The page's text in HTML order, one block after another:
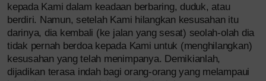
kepada Kami dalam keadaan berbaring, duduk, atau
berdiri. Namun, setelah Kami hilangkan kesusahan itu
darinya, dia kembali (ke jalan yang sesat) seolah-olah dia
tidak pernah berdoa kepada Kami untuk (menghilangkan)
kesusahan yang telah menimpanya. Demikianlah,
dijadikan terasa indah bagi orang-orang yang melampaui